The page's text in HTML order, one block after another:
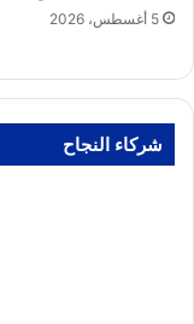
5 أغسطس، 2026
شركاء النجاح